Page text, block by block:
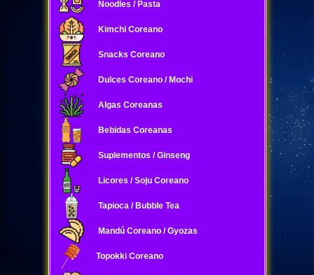
Noodles / Pasta
Kimchi Coreano
Snacks Coreano
Dulces Coreano / Mochi
Algas Coreanas
Bebidas Coreanas
Suplementos / Ginseng
Licores / Soju Coreano
Tapioca / Bubble Tea
Mandú Coreano / Gyozas
Topokki Coreano